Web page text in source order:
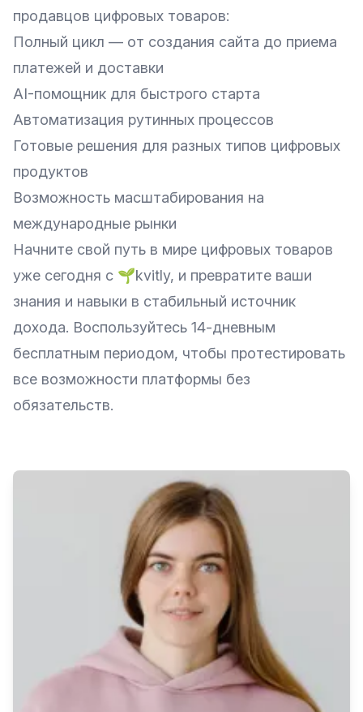
продавцов цифровых товаров:
Полный цикл — от создания сайта до приема
платежей и доставки
AI-помощник для быстрого старта
Автоматизация рутинных процессов
Готовые решения для разных типов цифровых
продуктов
Возможность масштабирования на
международные рынки
Начните свой путь в мире цифровых товаров
уже сегодня с 🌱kvitly, и превратите ваши
знания и навыки в стабильный источник
дохода. Воспользуйтесь 14-дневным
бесплатным периодом, чтобы протестировать
все возможности платформы без
обязательств.